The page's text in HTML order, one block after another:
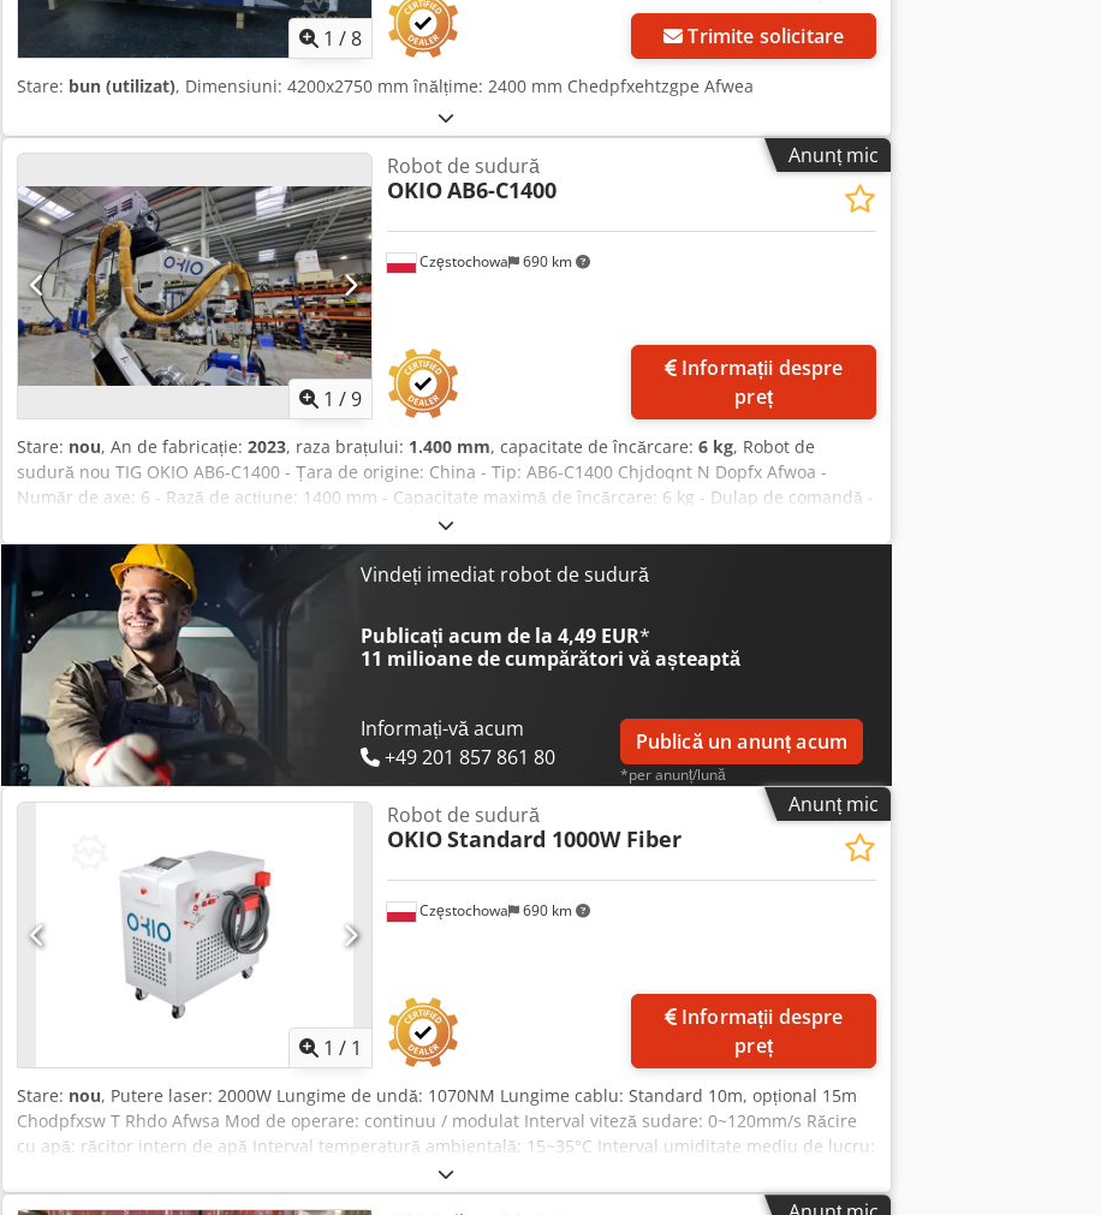
1 /8 Trimite solicitare
Stare: bun (utilizat), Dimensiuni: 4200x2750 mm înălțime: 2400 mm Chedpfxehtzgpe Afwea
Anunț mic
1 /9
Częstochowa 690 km
Robot de sudură
OKIOAB6-C1400
Informații despre
preț
Stare: nou, An de fabricație: 2023, raza brațului: 1.400 mm, capacitate de încărcare: 6 kg, Robot de
sudură nou TIG OKIO AB6-C1400 - Țara de origine: China - Tip: AB6-C1400 Chjdoqnt N Dopfx Afwoa -
Număr de axe: 6 - Rază de acțiune: 1400 mm - Capacitate maximă de încărcare: 6 kg - Dulap de comandă -
Telecomandă - Dispozitiv de avans sârmă - Sursă de sudură: TIG WSM400R - Răcitor
Vindeți imediat robot de sudură
Publicați acum de la 4,49 EUR*
11 milioane de cumpărători vă așteaptă
Informați-vă acum
+49 201 857 861 80
Publică un anunț acum
*per anunț/lună
Anunț mic
1 / 1
Częstochowa 690 km
Robot de sudură
OKIOStandard 1000W Fiber
Informații despre
preț
Stare: nou, Putere laser: 2000W Lungime de undă: 1070NM Lungime cablu: Standard 10m, opțional 15m
Chodpfxsw T Rhdo Afwsa Mod de operare: continuu / modulat Interval viteză sudare: 0~120mm/s Răcire
cu apă: răcitor intern de apă Interval temperatură ambientală: 15~35°C Interval umiditate mediu de lucru: